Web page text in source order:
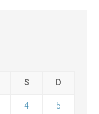
S D
4 5